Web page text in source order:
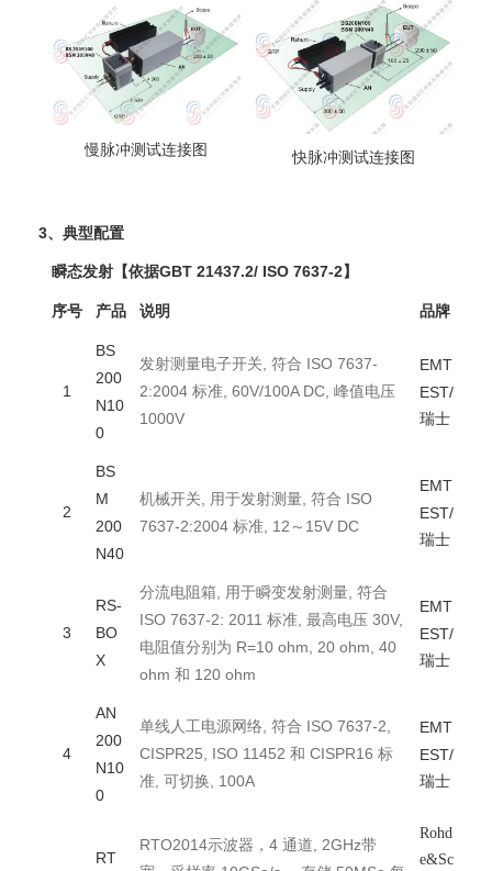
慢脉冲测试连接图 快脉冲测试连接图
3、典型配置
瞬态发射【依据GBT 21437.2/ ISO 7637-2】
序号 产品 说明 品牌
1
BS
200
N10
0
发射测量电子开关, 符合 ISO 7637-
2:2004 标准, 60V/100A DC, 峰值电压
1000V
EMT
EST/
瑞士
2
BS
M
200
N40
机械开关, 用于发射测量, 符合 ISO
7637-2:2004 标准, 12～15V DC
EMT
EST/
瑞士
3
RS-
BO
X
分流电阻箱, 用于瞬变发射测量, 符合
ISO 7637-2: 2011 标准, 最高电压 30V,
电阻值分别为 R=10 ohm, 20 ohm, 40
ohm 和 120 ohm
EMT
EST/
瑞士
4
AN
200
N10
0
单线人工电源网络, 符合 ISO 7637-2,
CISPR25, ISO 11452 和 CISPR16 标
准, 可切换, 100A
EMT
EST/
瑞士
RT
RTO2014示波器，4 通道, 2GHz带
Rohd
e&Sc